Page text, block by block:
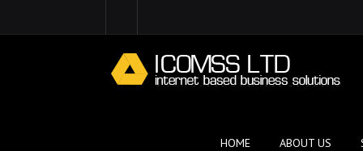
HOME ABOUT US